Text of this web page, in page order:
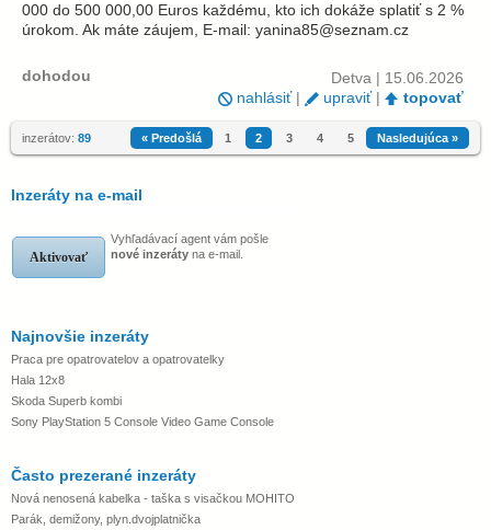
000 do 500 000,00 Euros každému, kto ich dokáže splatiť s 2 %
úrokom. Ak máte záujem, E-mail: yanina85@seznam.cz
dohodou
Detva | 15.06.2026
nahlásiť| upraviť| topovať
« Predošlá 1 2 3 4 5 Nasledujúca »
inzerátov: 89
Inzeráty na e-mail
Aktivovať
Vyhľadávací agent vám pošle
nové inzeráty na e-mail.
Najnovšie inzeráty
Praca pre opatrovatelov a opatrovatelky
Hala 12x8
Skoda Superb kombi
Sony PlayStation 5 Console Video Game Console
Často prezerané inzeráty
Nová nenosená kabelka - taška s visačkou MOHITO
Parák, demižony, plyn.dvojplatnička